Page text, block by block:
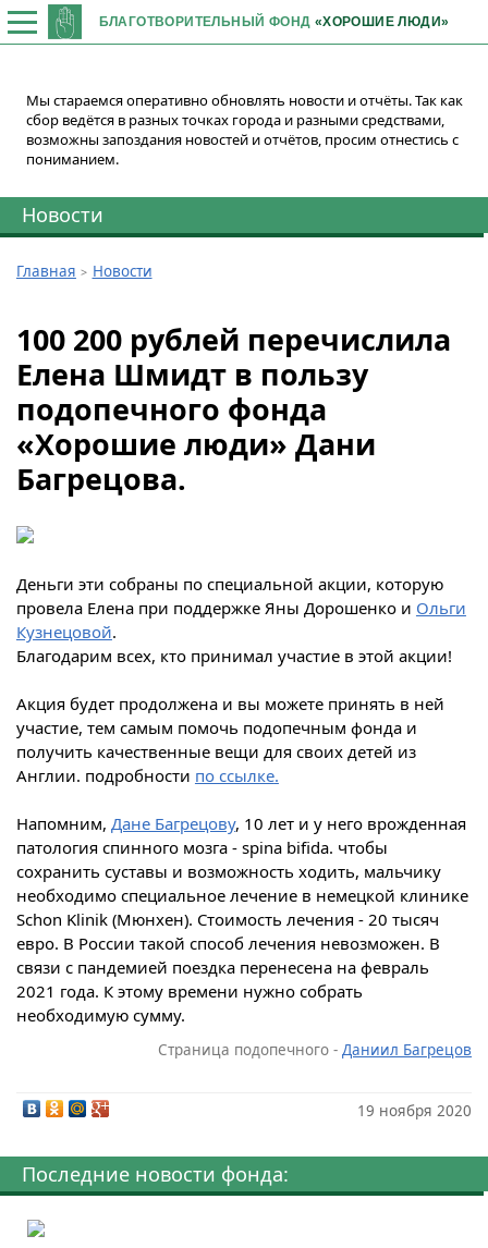
БЛАГОТВОРИТЕЛЬНЫЙ ФОНД «ХОРОШИЕ ЛЮДИ»
Мы стараемся оперативно обновлять новости и отчёты. Так как
сбор ведётся в разных точках города и разными средствами,
возможны запоздания новостей и отчётов, просим отнестись с
пониманием.
Новости
Главная Новости
100 200 рублей перечислила
Елена Шмидт в пользу
подопечного фонда
«Хорошие люди» Дани
Багрецова.
Деньги эти собраны по специальной акции, которую
провела Елена при поддержке Яны Дорошенко и Ольги
Кузнецовой.
Благодарим всех, кто принимал участие в этой акции!
Акция будет продолжена и вы можете принять в ней
участие, тем самым помочь подопечным фонда и
получить качественные вещи для своих детей из
Англии. подробности по ссылке.
Напомним, Дане Багрецову, 10 лет и у него врожденная
патология спинного мозга - spina bifida. чтобы
сохранить суставы и возможность ходить, мальчику
необходимо специальное лечение в немецкой клинике
Schon Klinik (Мюнхен). Стоимость лечения - 20 тысяч
евро. В России такой способ лечения невозможен. В
связи с пандемией поездка перенесена на февраль
2021 года. К этому времени нужно собрать
необходимую сумму.
Страница подопечного -Даниил Багрецов
19 ноября 2020
Последние новости фонда: